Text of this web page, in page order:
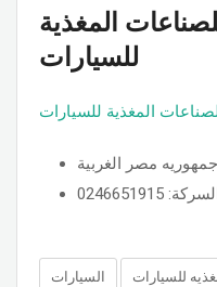
المغذية
للسيارات
المغذية للسيارات
مصر الغربية
0246651915
السيارات للسيارات